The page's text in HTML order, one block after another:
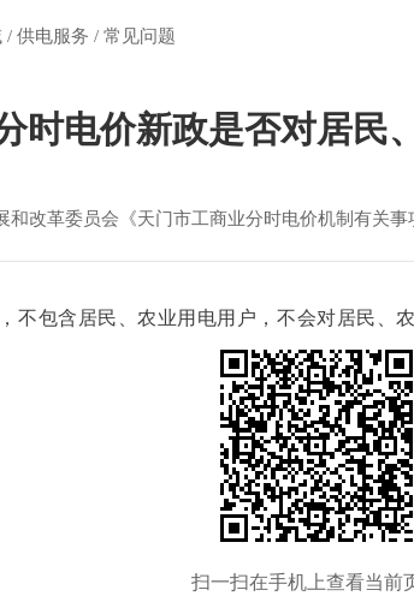
/ 供电服务 / 常见问题
时电价新政是否对居民
和改革委员会《天门市工商业分时电价机制有关事
包含居民、农业用电用户，不会对居民、
扫一扫在手机上查看当前